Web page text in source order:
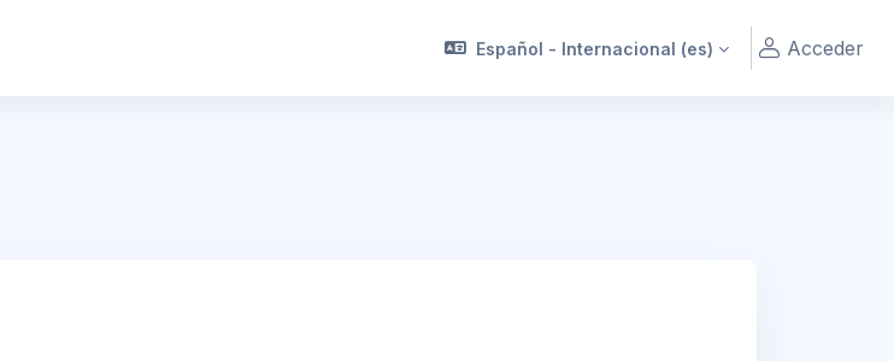
Español - Internacional ‎(es)‎ Acceder